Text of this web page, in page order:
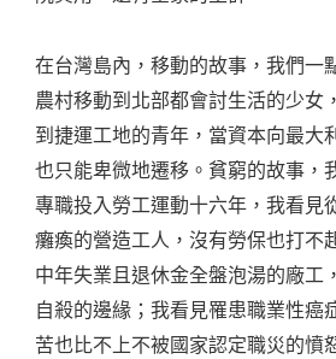
在台灣島內，移動的故事，我們一
農村移動到北部都會討生活的少女
到捷運工地的青年，當資本向最大
也只能卑微地遷移。貧窮的故事，
專職投入勞工運動十六年，我看見
癱瘓的營造工人，沒有勞保也打不
中年失業且退休金全盤泡湯的廠工
自殺的邊緣；我看見罹患職業性癌
苦也比不上不被國家認定職災的憤